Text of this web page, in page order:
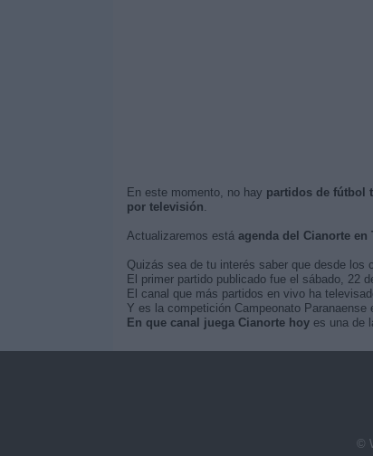
En este momento, no hay partidos de fútbol
por televisión.
Actualizaremos está agenda del Cianorte en
Quizás sea de tu interés saber que desde los
El primer partido publicado fue el sábado, 22
El canal que más partidos en vivo ha
Y es la competición Campeonato
En que canal juega Cianorte hoyes una de
©